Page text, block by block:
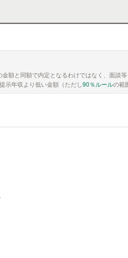
と同額で内定となるわけではなく、面談等
示年収より低い金額（ただし90％ルールの範